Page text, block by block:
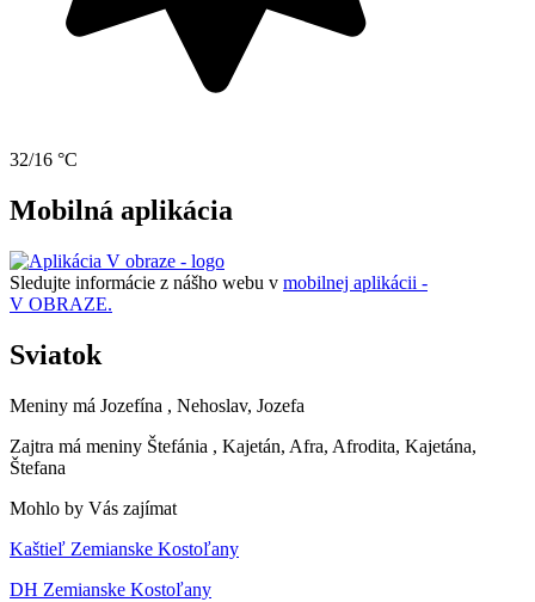
32/16 °C
Mobilná aplikácia
Sledujte informácie z nášho webu v mobilnej aplikácii -
V OBRAZE.
Sviatok
Meniny má Jozefína , Nehoslav, Jozefa
Zajtra má meniny Štefánia , Kajetán, Afra, Afrodita, Kajetána,
Štefana
Mohlo by Vás zajímat
Kaštieľ Zemianske Kostoľany
DH Zemianske Kostoľany